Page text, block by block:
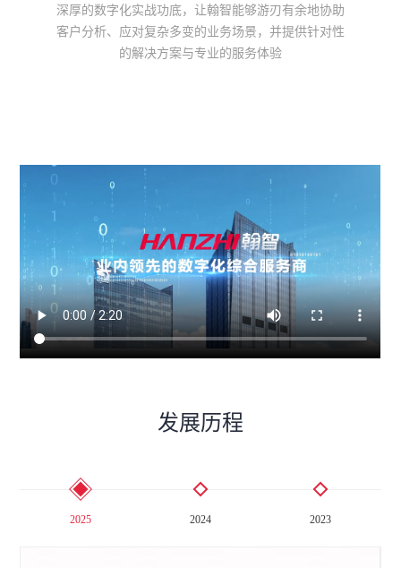
深厚的数字化实战功底，让翰智能够游刃有余地协助
客户分析、应对复杂多变的业务场景，并提供针对性
的解决方案与专业的服务体验
发展历程
2025 2024 2023